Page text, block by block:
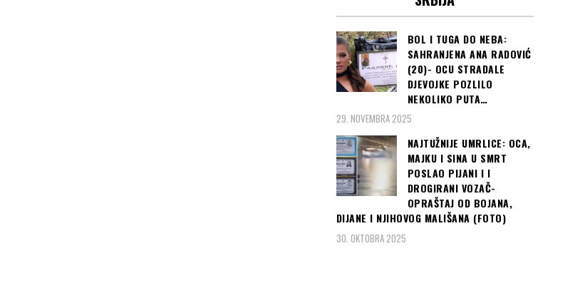
BOL I TUGA DO NEBA:
SAHRANJENA ANA RADOVIĆ
(20)- OCU STRADALE
DJEVOJKE POZLILO
NEKOLIKO PUTA…
29. NOVEMBRA 2025
NAJTUŽNIJE UMRLICE: OCA,
MAJKU I SINA U SMRT
POSLAO PIJANI I I
DROGIRANI VOZAČ-
OPRAŠTAJ OD BOJANA,
DIJANE I NJIHOVOG MALIŠANA (FOTO)
30. OKTOBRA 2025